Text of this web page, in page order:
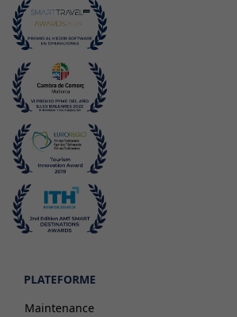
PLATEFORME
Maintenance